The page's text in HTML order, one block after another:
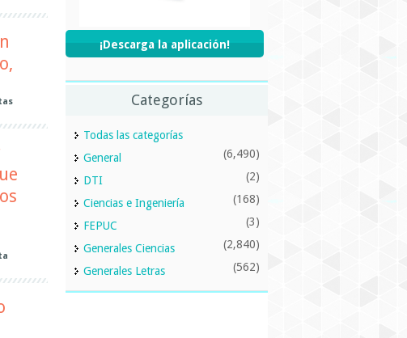
¡Descarga la aplicación!
Categorías
Todas las categorías
General
(6,490)
DTI (2)
Ciencias e Ingeniería (168)
FEPUC (3)
Generales Ciencias (2,840)
Generales Letras (562)